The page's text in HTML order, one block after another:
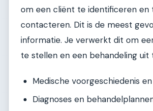
om een cliënt te identificeren en
contacteren. Dit is de meest
informatie. Je verwerkt dit om
te stellen en een behandeling uit
Medische voorgeschiedenis
Diagnoses en